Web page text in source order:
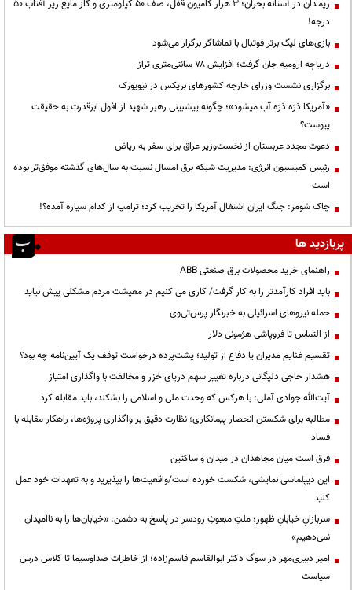
ریمـدان در آستانه بحران؛ ۳ هزار کامیون قفل، صف ۵۰ کیلومتری و گاز مایع زیر آفتاب ۵۰
درجه!
بازی‌های لیگ برتر فوتبال با تماشاگر برگزار می‌شود
دریاچه ارومیه جان گرفت؛ افزایش ۷۸ سانتی‌متری تراز
برگزاری نشست وزرای خارجه کشورهای بریکس در نیویورک
«آمریکا ذرّه ذرّه آب میشود»؛ چگونه پیشبینی رهبر شهید از افول ابرقدرت به حقیقت
پیوست؟
دعوت مجدد عربستان از نخست‌وزیر عراق برای سفر به ریاض
رئیس کمیسیون انرژی: مدیریت شبکه برق امسال نسبت به سال‌های گذشته موفق‌تر بوده
است
چاک شومر: جنگ ایران اشتغال آمریکا را تخریب کرد؛ ترامپ از کدام سیاره آمده؟!
پربازدید ها
راهنمای خرید محصولات برق صنعتی ABB
باید افراد کارآمدتر را به کار گرفت/ کاری می کنیم در معیشت مردم مشکلی پیش نیاید
حمله نیروهای اسرائیلی به خبرنگار پرس‌تی‌وی
از التماس تا فروپاشی هژمونی دلار
تقسیم غنایم مدیران یا دفاع از تولید؛ پشت‌پرده درخواست توقف یک آیین‌نامه چه بود؟
هشدار حاجی دلیگانی درباره تغییر سهم دریای خزر و مخالفت با واگذاری امتیاز
آیت‌الله جوادی آملی: با هرکس که وحدت ملی و اسلامی را بشکند، باید مقابله کرد
مطالبه برای شکستن انحصار پیمانکاری؛ نظارت دقیق بر واگذاری پروژه‌ها، راهکار مقابله با
فساد
فرق است میان مجاهدان در میدان و ساکتین
این دیپلماسی نمایشی، شکست خورده است/واقعیت‌ها را بپذیرید و به تعهدات خود عمل
کنید
سربازانِ خیابانِ ظهور؛ ملتِ مبعوثِ رودسر در پاسخ به دشمن: «خیابان‌ها را به ناامیدان
نمی‌دهیم»
امیر دبیری‌مهر در سوگ دکتر ابوالقاسم قاسم‌زاده؛ از خاطرات صداوسیما تا کلاس درس
سیاست